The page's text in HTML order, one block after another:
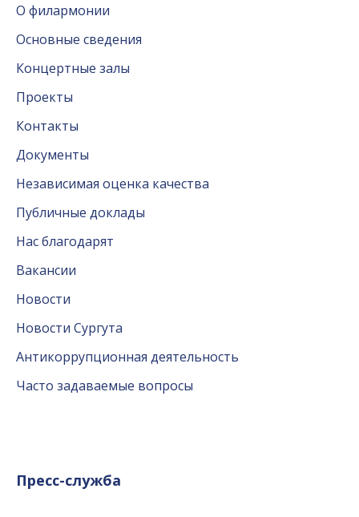
О филармонии
Основные сведения
Концертные залы
Проекты
Контакты
Документы
Независимая оценка качества
Публичные доклады
Нас благодарят
Вакансии
Новости
Новости Сургута
Антикоррупционная деятельность
Часто задаваемые вопросы
Пресс-служба